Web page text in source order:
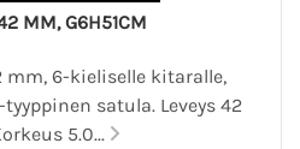
MM, G6H51CM
mm, 6-kieliselle kitaralle,
tyyppinen satula. Leveys 42
5.0...